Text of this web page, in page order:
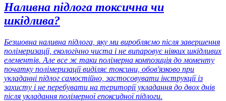
Наливна підлога токсична чи
шкідлива?
Безшовна наливна підлога, яку ми виробляємо після завершення
полімеризації, екологічно чиста і не випаровує ніяких шкідливих
елементів. Але все ж таки полімерна композиція до моменту
початку полімеризації виділяє токсини, обов'язково при
укладанні підлог самостійно, застосовувати інструкції із
захисту і не перебувати на території укладання до двох днів
після укладання полімерної епоксидної підлоги.